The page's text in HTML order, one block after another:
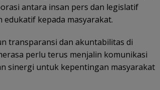
antara insan pers dan legislatif
kepada masyarakat.
transparansi dan akuntabilitas di
perlu terus menjalin komunikasi
sinergi untuk kepentingan masyarakat